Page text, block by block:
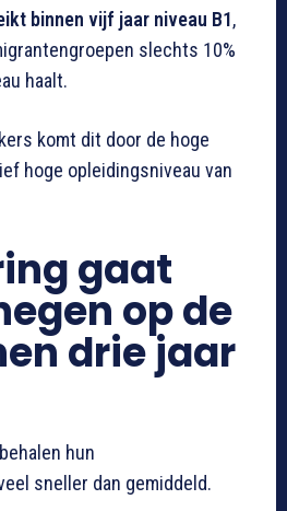
binnen vijf jaar niveau B1,
slechts 10%
haalt.
komt dit door de hoge
hoge opleidingsniveau van
gaat
op de
drie jaar
hun
sneller dan gemiddeld.